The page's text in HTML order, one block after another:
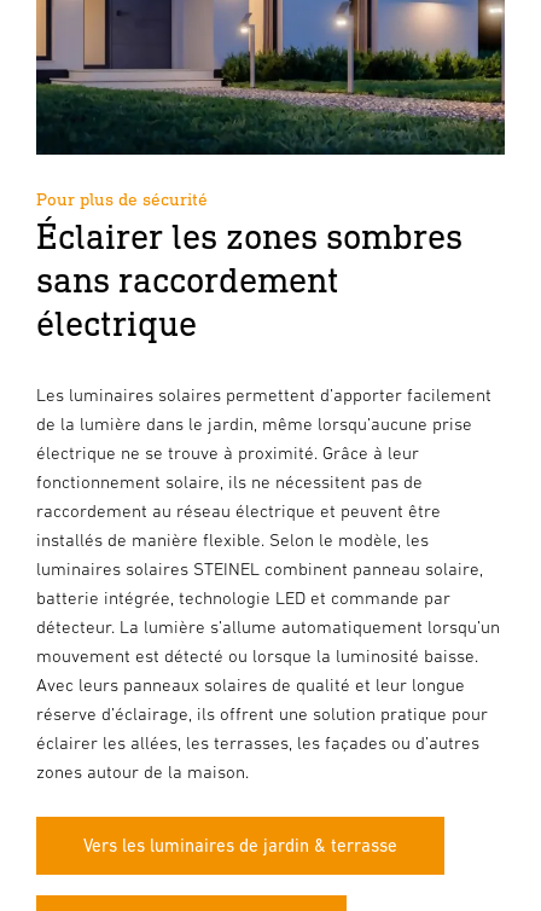
Pour plus de sécurité
Éclairer les zones sombres
sans raccordement
électrique
Les luminaires solaires permettent d’apporter facilement
de la lumière dans le jardin, même lorsqu’aucune prise
électrique ne se trouve à proximité. Grâce à leur
fonctionnement solaire, ils ne nécessitent pas de
raccordement au réseau électrique et peuvent être
installés de manière flexible. Selon le modèle, les
luminaires solaires STEINEL combinent panneau solaire,
batterie intégrée, technologie LED et commande par
détecteur. La lumière s’allume automatiquement lorsqu’un
mouvement est détecté ou lorsque la luminosité baisse.
Avec leurs panneaux solaires de qualité et leur longue
réserve d’éclairage, ils offrent une solution pratique pour
éclairer les allées, les terrasses, les façades ou d’autres
zones autour de la maison.
Vers les luminaires de jardin & terrasse